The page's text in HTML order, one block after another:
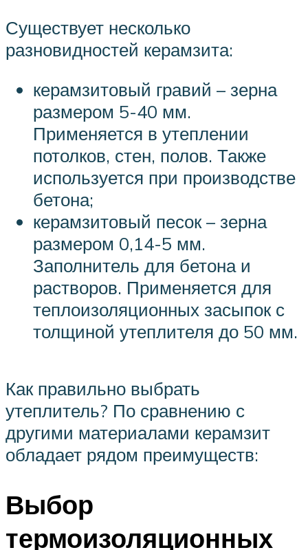
Существует несколько
разновидностей керамзита:
керамзитовый гравий – зерна
размером 5-40 мм.
Применяется в утеплении
потолков, стен, полов. Также
используется при производстве
бетона;
керамзитовый песок – зерна
размером 0,14-5 мм.
Заполнитель для бетона и
растворов. Применяется для
теплоизоляционных засыпок с
толщиной утеплителя до 50 мм.
Как правильно выбрать
утеплитель? По сравнению с
другими материалами керамзит
обладает рядом преимуществ:
Выбор
термоизоляционных